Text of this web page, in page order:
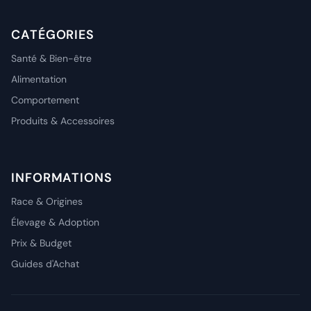
CATÉGORIES
Santé & Bien-être
Alimentation
Comportement
Produits & Accessoires
INFORMATIONS
Race & Origines
Élevage & Adoption
Prix & Budget
Guides d'Achat